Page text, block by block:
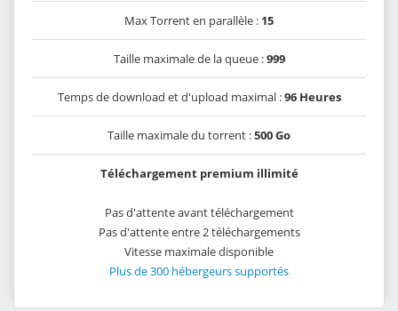
Max Torrent en parallèle : 15
Taille maximale de la queue :999
Temps de download et d'upload maximal :96 Heures
Taille maximale du torrent :500 Go
Téléchargement premium illimité
Pas d'attente avant téléchargement
Pas d'attente entre 2 téléchargements
Vitesse maximale disponible
Plus de 300 hébergeurs supportés